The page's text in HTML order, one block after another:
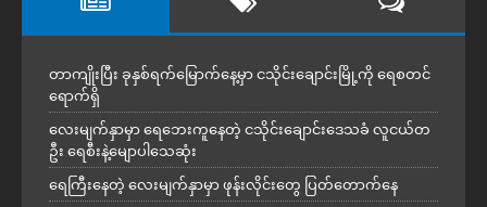
တာကျိုးပြီး ခုနှစ်ရက်မြောက်နေ့မှာ ငသိုင်းချောင်းမြို့ကို ရေစတင်
ရောက်ရှိ
လေးမျက်နှာမှာ ရေဘေးကူနေတဲ့ ငသိုင်းချောင်းဒေသခံ လူငယ်တ
ဦး ရေစီးနဲ့မျောပါသေဆုံး
ရေကြီးနေတဲ့ လေးမျက်နှာမှာ ဖုန်းလိုင်းတွေ ပြတ်တောက်နေ